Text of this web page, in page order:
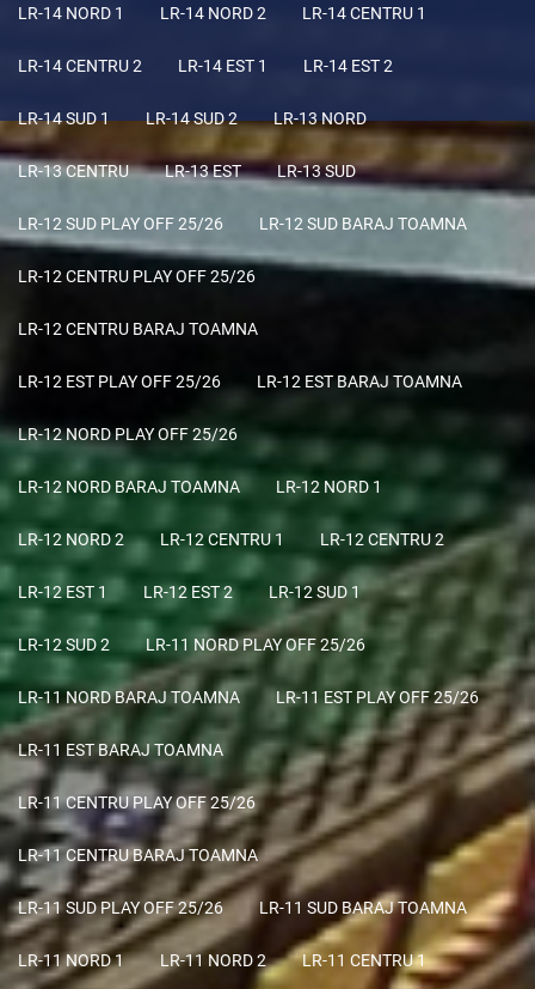
LR-14 NORD 1 LR-14 NORD 2 LR-14 CENTRU 1
LR-14 CENTRU 2 LR-14 EST 1 LR-14 EST 2
LR-14 SUD 1 LR-14 SUD 2 LR-13 NORD
LR-13 CENTRU LR-13 EST LR-13 SUD
LR-12 SUD PLAY OFF 25/26 LR-12 SUD BARAJ TOAMNA
LR-12 CENTRU PLAY OFF 25/26
LR-12 CENTRU BARAJ TOAMNA
LR-12 EST PLAY OFF 25/26 LR-12 EST BARAJ TOAMNA
LR-12 NORD PLAY OFF 25/26
LR-12 NORD BARAJ TOAMNA LR-12 NORD 1
LR-12 NORD 2 LR-12 CENTRU 1 LR-12 CENTRU 2
LR-12 EST 1 LR-12 EST 2 LR-12 SUD 1
LR-12 SUD 2 LR-11 NORD PLAY OFF 25/26
LR-11 NORD BARAJ TOAMNA LR-11 EST PLAY OFF 25/26
LR-11 EST BARAJ TOAMNA
LR-11 CENTRU PLAY OFF 25/26
LR-11 CENTRU BARAJ TOAMNA
LR-11 SUD PLAY OFF 25/26 LR-11 SUD BARAJ TOAMNA
LR-11 NORD 1 LR-11 NORD 2 LR-11 CENTRU 1